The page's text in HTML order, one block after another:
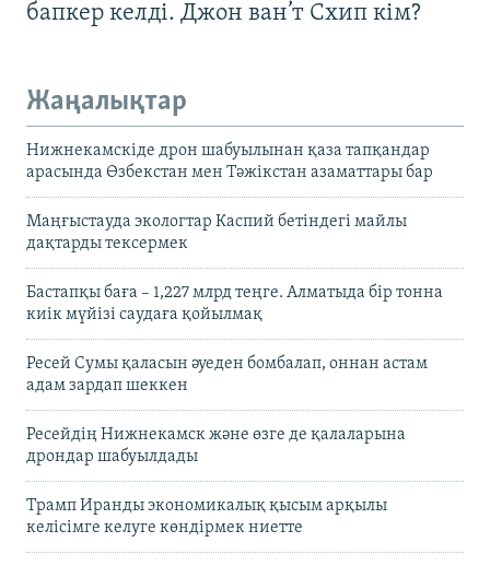
бапкер келді. Джон ван’т Схип кім?
Жаңалықтар
Нижнекамскіде дрон шабуылынан қаза тапқандар
арасында Өзбекстан мен Тәжікстан азаматтары бар
Маңғыстауда экологтар Каспий бетіндегі майлы
дақтарды тексермек
Бастапқы баға – 1,227 млрд теңге. Алматыда бір тонна
киік мүйізі саудаға қойылмақ
Ресей Сумы қаласын әуеден бомбалап, оннан астам
адам зардап шеккен
Ресейдің Нижнекамск және өзге де қалаларына
дрондар шабуылдады
Трамп Иранды экономикалық қысым арқылы
келісімге келуге көндірмек ниетте